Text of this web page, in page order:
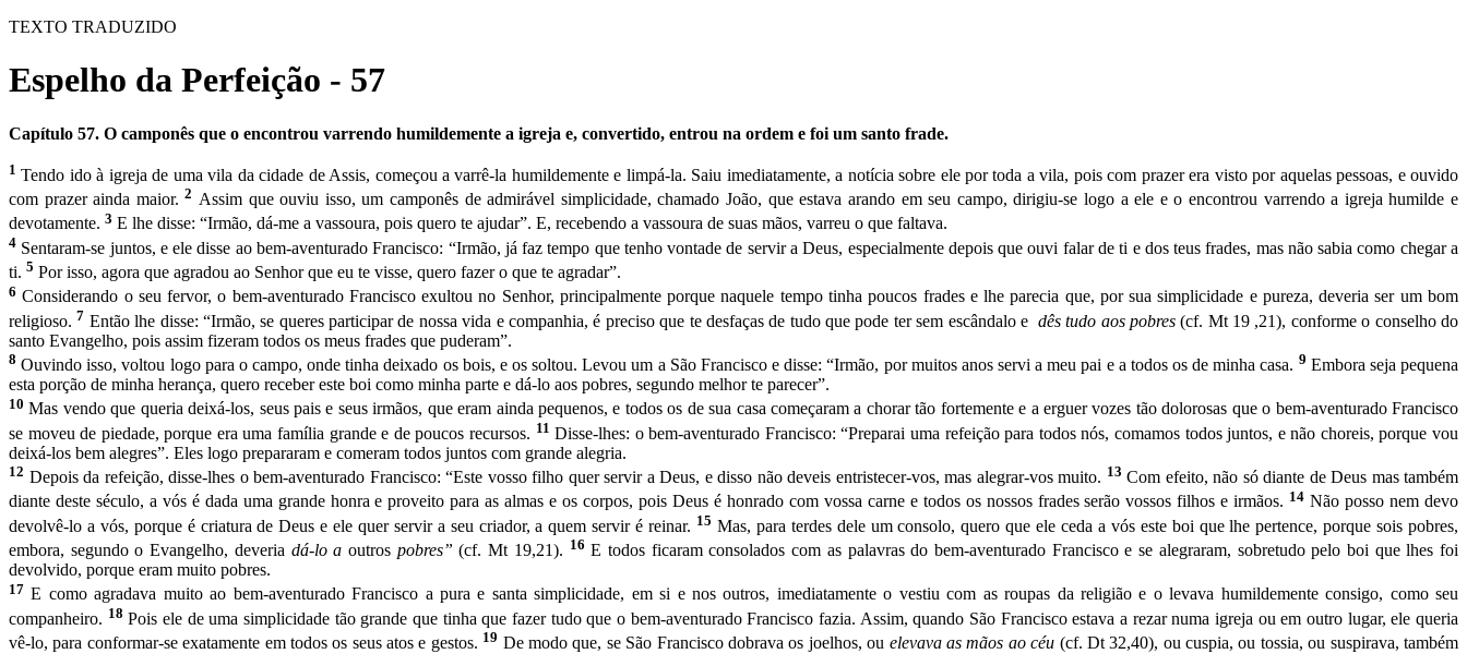
TEXTO TRADUZIDO
Espelho da Perfeição - 57
Capítulo 57. O camponês que o encontrou varrendo humilde­mente a igreja e, convertido, entrou na ordem e foi um santo frade.
1 Tendo ido à igreja de uma vila da cidade de Assis, co­meçou a varrê-la humildemente e limpá-la. Saiu imediatamente, a notí­cia sobre ele por toda a vila, pois com prazer era visto por aquelas pessoas, e ouvido
com prazer ainda maior.2 Assim que ou­viu isso, um camponês de admirável simplicidade, chamado João, que estava arando em seu campo, dirigiu-se logo a ele e o encon­trou varrendo a igreja humilde e
devotamente. 3 E lhe disse: “Ir­mão, dá-me a vassoura, pois quero te ajudar”. E, recebendo a vas­soura de suas mãos, varreu o que faltava.
4 Sentaram-se juntos, e ele disse ao bem-aventurado Francisco: “Irmão, já faz tempo que tenho vontade de servir a Deus, especi­almente depois que ouvi falar de ti e dos teus frades, mas não sa­bia como chegar a
ti. 5 Por isso, agora que agradou ao Senhor que eu te visse, quero fazer o que te agradar”.
6 Considerando o seu fervor, o bem-aventurado Francisco exultou no Se­nhor, principalmente porque naquele tempo tinha poucos frades e lhe parecia que, por sua simplicidade e pureza, deveria ser um bom
religioso. 7 Então lhe disse: “Irmão, se queres participar de nossa vida e companhia, é preciso que te desfaças de tudo que pode ter sem escândalo e dês tudo aos pobres(cf. Mt 19 ,21), conforme o conselho do
santo Evangelho, pois assim fizeram todos os meus frades que puderam”.
8 Ouvindo isso, voltou logo para o campo, onde tinha deixado os bois, e os soltou. Levou um a São Francisco e disse: “Ir­mão, por muitos anos servi a meu pai e a todos os de minha casa. 9 Embora seja pequena
esta porção de minha herança, quero rece­ber este boi como minha parte e dá-lo aos pobres, segundo me­lhor te parecer”.
10 Mas vendo que queria deixá-los, seus pais e seus irmãos, que eram ainda pequenos, e todos os de sua casa começaram a chorar tão fortemente e a erguer vozes tão dolorosas que o bem-aventurado Fran­cisco
se moveu de piedade, porque era uma família gran­de e de poucos recursos. 11 Disse-lhes: o bem-aventurado Francisco: “Preparai uma refeição para todos nós, comamos todos juntos, e não choreis, porque vou
deixá-los bem alegres”. Eles logo prepararam e come­ram todos juntos com grande alegria.
12 Depois da refeição, disse-lhes o bem-aventurado Francisco: “Este vosso fi­lho quer servir a Deus, e disso não deveis entristecer-vos, mas alegrar-vos muito. 13 Com efeito, não só diante de Deus mas também
diante deste século, a vós é dada uma grande honra e proveito para as almas e os corpos, pois Deus é honrado com vossa carne e todos os nossos frades serão vossos filhos e ir­mãos. 14 Não posso nem devo
devolvê-lo a vós, porque é criatura de Deus e ele quer servir a seu criador, a quem servir é reinar. 15 Mas, para terdes dele um consolo, quero que ele ceda a vós este boi que lhe pertence, porque sois pobres,
embora, segundo o Evangelho, deveria dá-lo a outros pobres”(cf. Mt 19,21). 16 E to­dos ficaram consolados com as palavras do bem-aventurado Francisco e se alegraram, sobretudo pelo boi que lhes foi
devolvido, porque eram muito pobres.
17 E como agradava muito ao bem-aventurado Francisco a pura e santa simplicidade, em si e nos outros, imediatamente o vestiu com as roupas da religião e o levava humildemente consigo, como seu
companheiro. 18 Pois ele de uma simplicidade tão grande que tinha que fazer tudo que o bem-aventurado Francisco fazia. Assim, quando São Francisco estava a rezar numa igreja ou em outro lugar, ele queria
vê-lo, para conformar-se exatamente em todos os seus atos e gestos. 19 De modo que, se São Francisco dobrava os joe­lhos, ou elevava as mãos ao céu (cf. Dt 32,40), ou cuspia, ou tos­sia, ou suspirava, também